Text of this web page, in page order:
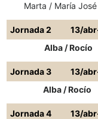
Marta / María José
Jornada 2
13/
Alba / Rocío
Jornada 3
13/
Alba / Rocío
Jornada 4
13/